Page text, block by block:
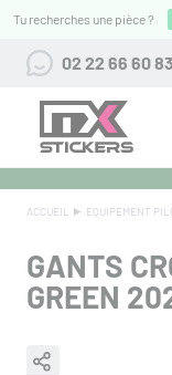
Tu recherches une pièce ?
02 22 66 60 83
ALPINESTARS 27 :
ACCUEIL EQUIPEMENT
GANTS
GREEN